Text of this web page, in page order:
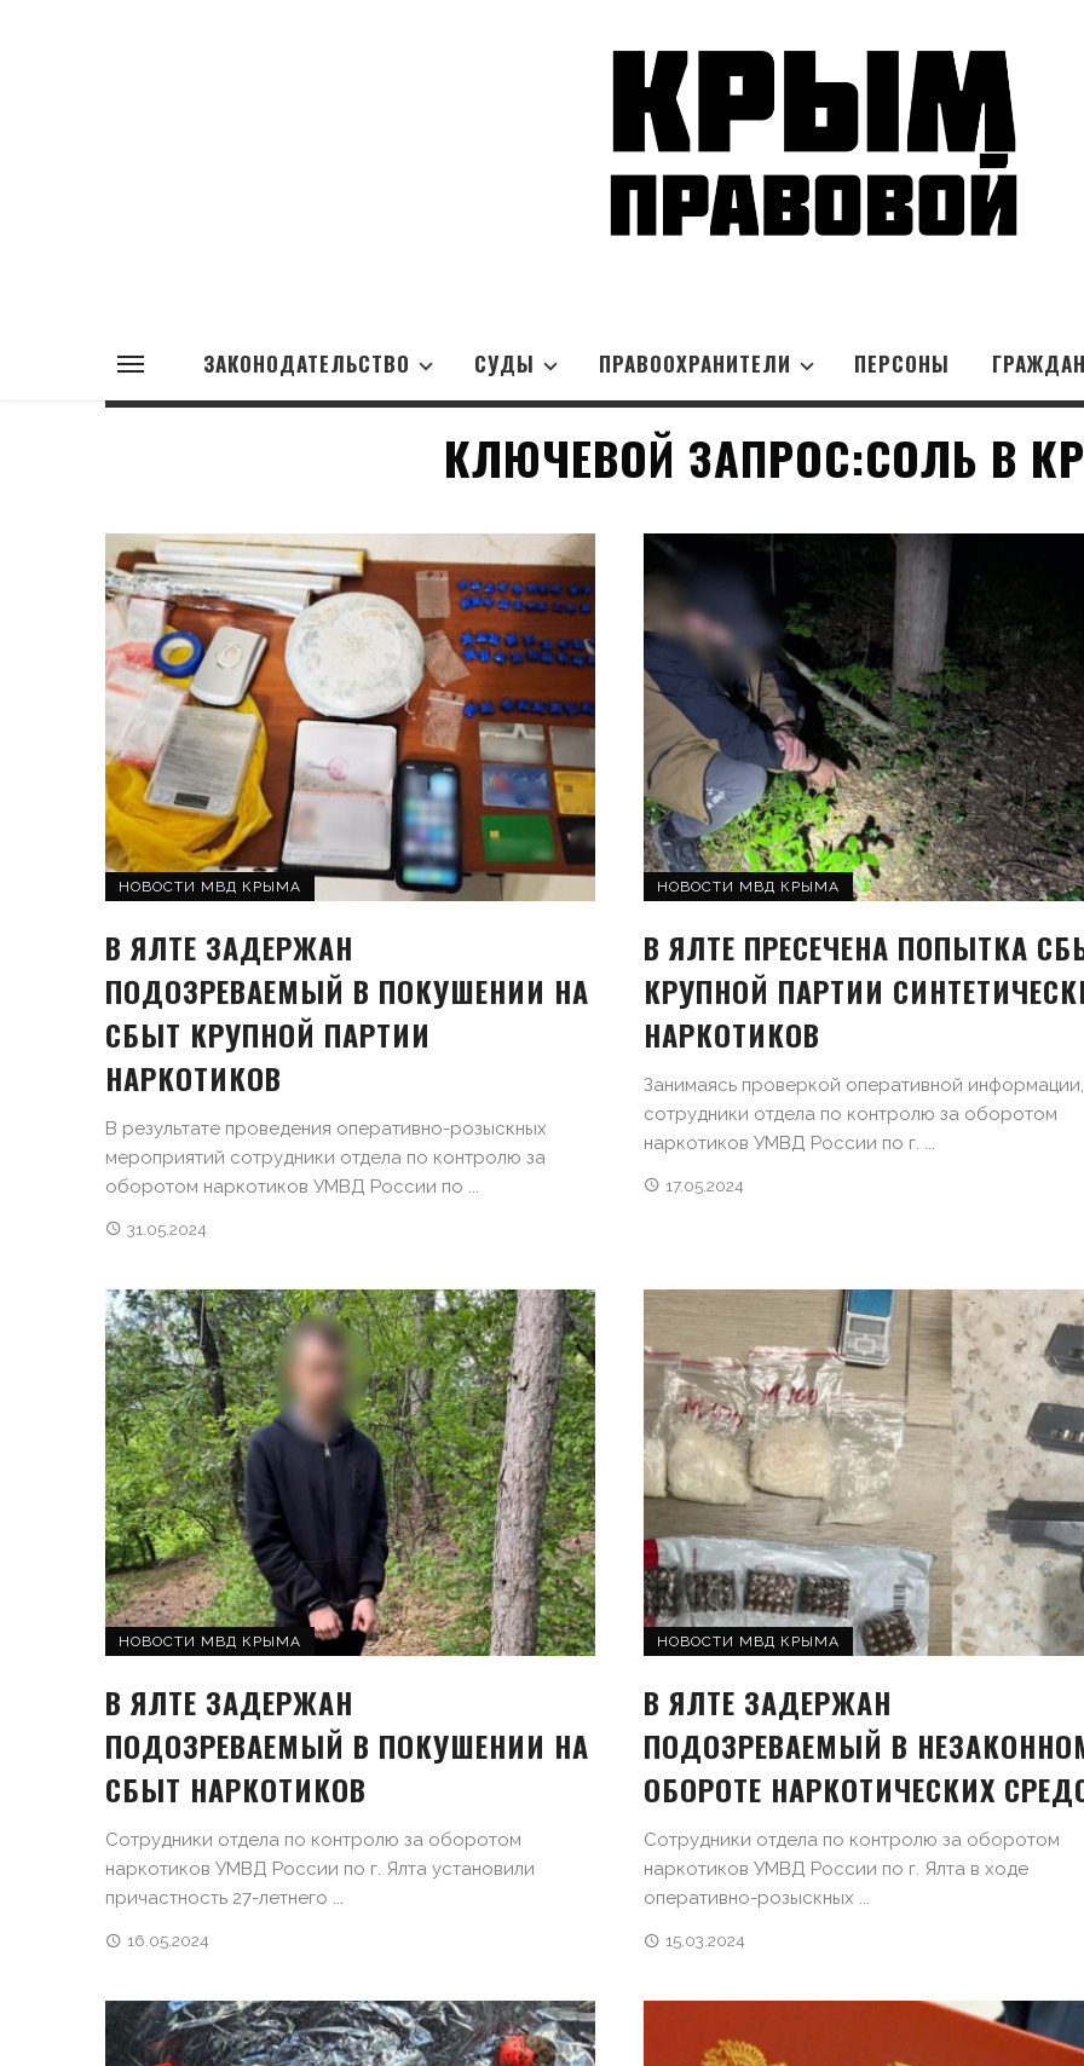
ЗАКОНОДАТЕЛЬСТВО СУДЫ ПРАВООХРАНИТЕЛИ ПЕРСОНЫ
КЛЮЧЕВОЙ ЗАПРОС:СОЛЬ В
НОВОСТИ МВД КРЫМА
В ЯЛТЕ ЗАДЕРЖАН
ПОДОЗРЕВАЕМЫЙ В ПОКУШЕНИИ НА
СБЫТ КРУПНОЙ ПАРТИИ
НАРКОТИКОВ
В результате проведения оперативно-розыскных
мероприятий сотрудники отдела по контролю за
оборотом наркотиков УМВД России по ...
31.05.2024
НОВОСТИ МВД КРЫМА
В ЯЛТЕ ПРЕСЕЧЕНА ПОПЫТКА
КРУПНОЙ ПАРТИИ
НАРКОТИКОВ
Занимаясь проверкой оперативной информации,
сотрудники отдела по контролю за оборотом
наркотиков УМВД России по г. ...
17.05.2024
НОВОСТИ МВД КРЫМА
В ЯЛТЕ ЗАДЕРЖАН
ПОДОЗРЕВАЕМЫЙ В ПОКУШЕНИИ НА
СБЫТ НАРКОТИКОВ
Сотрудники отдела по контролю за оборотом
наркотиков УМВД России по г. Ялта установили
причастность 27-летнего ...
16.05.2024
НОВОСТИ МВД КРЫМА
В ЯЛТЕ ЗАДЕРЖАН
ПОДОЗРЕВАЕМЫЙ В
ОБОРОТЕ НАРКОТИЧЕСКИХ
Сотрудники отдела по контролю за оборотом
наркотиков УМВД России по г. Ялта в ходе
оперативно-розыскных ...
15.03.2024